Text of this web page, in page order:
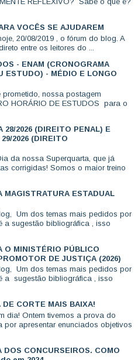
VOCÊS SE AJUDAREM
20/08/2019 , o fórum do blog. A
entre os leitores do ...
- ENAM (CRONOGRAMA
ESTUDO) - MÉDIO E LONGO
nossa postagem
HORÁRIO DE ESTUDOS para o
28/2026 (DIREITO PENAL) E
2026 (DIREITO
da nossa Superquarta, que já
corrigidas! Somos o maior treino
MAGISTRATURA ESTADUAL
Um dos temas mais pedidos por
a sugestão bibliográfica , isso
O MINISTÉRIO PÚBLICO
DE JUSTIÇA (2026)
Um dos temas mais pedidos por
a sugestão bibliográfica , isso
CORTE MAIS BAIXA!
dia! Ontem tivemos a prova do
por apresentar enunciados objetivos
DOS CONCURSEIROS. COMO